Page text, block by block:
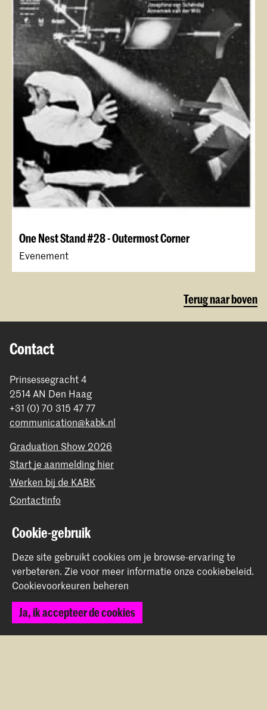
One Nest Stand #28 - Outermost Corner
Evenement
Terug naar boven
Contact
Prinsessegracht 4
2514 AN Den Haag
+31 (0) 70 315 47 77
communication@kabk.nl
Graduation Show 2026
Start je aanmelding hier
Werken bij de KABK
Contactinfo
Volg ons
Blijf op de hoogte
InstagramYouTubeVimeo Facebook
Cookie-gebruik
Deze site gebruikt cookies om je browse-ervaring te
verbeteren. Zie voor meer informatie onze cookiebeleid.
Cookievoorkeuren beheren
Ja, ik accepteer de cookies